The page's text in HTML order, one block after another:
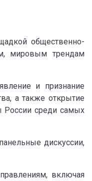
общественно-
мировым трендам
и признание
а также открытие
России среди самых
дискуссии,
включая